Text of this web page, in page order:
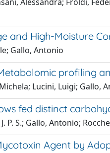
and High-Moisture
Gallo, Antonio
profiling
Lucini, Luigi; Gallo,
fed distinct
P. S.; Gallo, Antonio;
Agent by